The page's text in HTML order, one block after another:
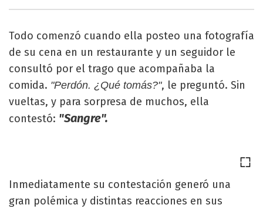
Todo comenzó cuando ella posteo una fotografía
de su cena en un restaurante y un seguidor le
consultó por el trago que acompañaba la
comida. "Perdón. ¿Qué tomás?", le preguntó. Sin
vueltas, y para sorpresa de muchos, ella
contestó: "Sangre".
Inmediatamente su contestación generó una
gran polémica y distintas reacciones en sus